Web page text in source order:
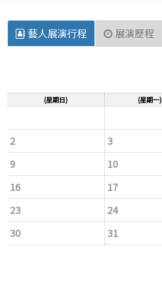
藝人展演行程 展演歷程
(星期日) (星期一)
2
3
9
10
16
17
23
24
30
31